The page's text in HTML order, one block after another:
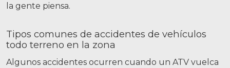
la gente piensa.
Tipos comunes de accidentes de vehículos
todo terreno en la zona
Algunos accidentes ocurren cuando un ATV vuelca